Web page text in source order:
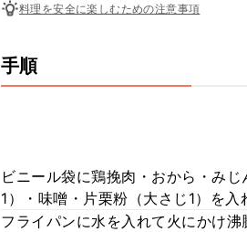
料理を安全に楽しむための注意事項
手順
ビニール袋に鶏挽肉・おから・み
1）・味噌・片栗粉（大さじ1）を入
フライパンに水を入れて火にかけ